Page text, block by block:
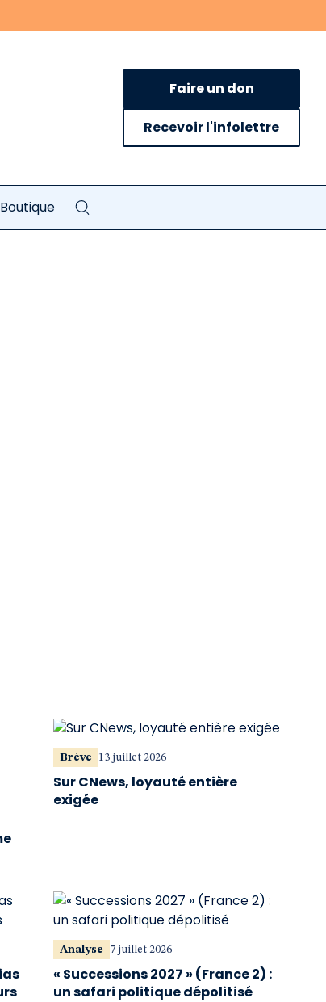
Faire un don
Recevoir l'infolettre
Boutique
Brève 13 juillet 2026
Sur CNews, loyauté entière
exigée
Analyse 7 juillet 2026
« Successions 2027 » (France 2) :
un safari politique dépolitisé